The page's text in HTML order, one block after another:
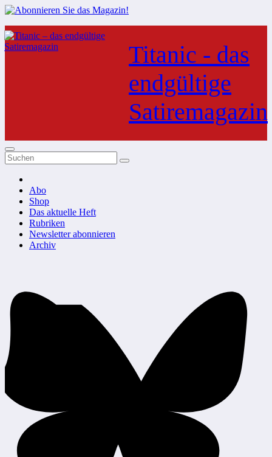
Zum
Inhalt
springen
Titanic - das
endgültige
Satiremagazin
Abo
Shop
Das aktuelle Heft
Rubriken
Newsletter abonnieren
Archiv